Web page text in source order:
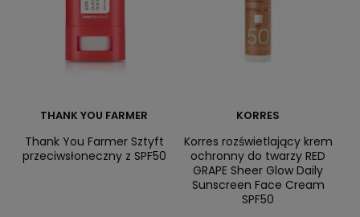
THANK YOU FARMER
Thank You Farmer Sztyft
przeciwsłoneczny z SPF50
KORRES
Korres rozświetlający krem
ochronny do twarzy RED
GRAPE Sheer Glow Daily
Sunscreen Face Cream
SPF50